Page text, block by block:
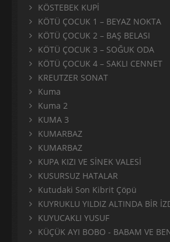
KÖSTEBEK KUPİ
KÖTÜ ÇOCUK 1 – BEYAZ NOKTA
KÖTÜ ÇOCUK 2 – BAŞ BELASI
KÖTÜ ÇOCUK 3 – SOĞUK ODA
KÖTÜ ÇOCUK 4 – SAKLI CENNET
KREUTZER SONAT
Kuma
Kuma 2
KUMA 3
KUMARBAZ
KUMARBAZ
KUPA KIZI VE SİNEK VALESİ
KUSURSUZ HATALAR
Kutudaki Son Kibrit Çöpü
KUYRUKLU YILDIZ ALTINDA BİR
KUYUCAKLI YUSUF
KÜÇÜK AYI BOBO - BABAM VE